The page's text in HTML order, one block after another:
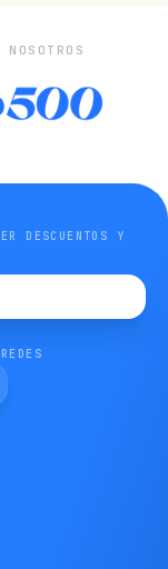
DESCUENTOS Y